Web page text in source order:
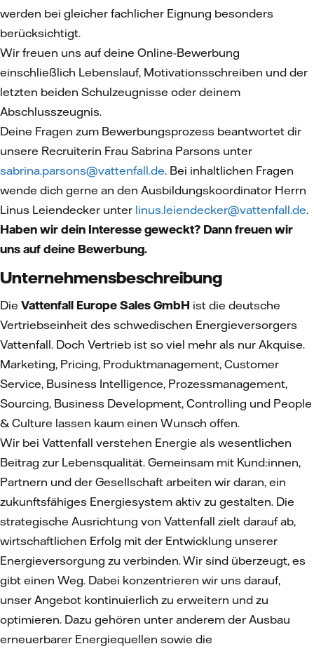
werden bei gleicher fachlicher Eignung besonders
berücksichtigt.
Wir freuen uns auf deine Online-Bewerbung
einschließlich Lebenslauf, Motivationsschreiben und der
letzten beiden Schulzeugnisse oder deinem
Abschlusszeugnis.
Deine Fragen zum Bewerbungsprozess beantwortet dir
unsere Recruiterin Frau Sabrina Parsons unter
sabrina.parsons@vattenfall.de. Bei inhaltlichen Fragen
wende dich gerne an den Ausbildungskoordinator Herrn
Linus Leiendecker unter linus.leiendecker@vattenfall.de.
Haben wir dein Interesse geweckt? Dann freuen wir
uns auf deine Bewerbung.
Unternehmensbeschreibung
Die Vattenfall Europe Sales GmbH ist die deutsche
Vertriebseinheit des schwedischen Energieversorgers
Vattenfall. Doch Vertrieb ist so viel mehr als nur Akquise.
Marketing, Pricing, Produktmanagement, Customer
Service, Business Intelligence, Prozessmanagement,
Sourcing, Business Development, Controlling und People
& Culture lassen kaum einen Wunsch offen.
Wir bei Vattenfall verstehen Energie als wesentlichen
Beitrag zur Lebensqualität. Gemeinsam mit Kund:innen,
Partnern und der Gesellschaft arbeiten wir daran, ein
zukunftsfähiges Energiesystem aktiv zu gestalten. Die
strategische Ausrichtung von Vattenfall zielt darauf ab,
wirtschaftlichen Erfolg mit der Entwicklung unserer
Energieversorgung zu verbinden. Wir sind überzeugt, es
gibt einen Weg. Dabei konzentrieren wir uns darauf,
unser Angebot kontinuierlich zu erweitern und zu
optimieren. Dazu gehören unter anderem der Ausbau
erneuerbarer Energiequellen sowie die